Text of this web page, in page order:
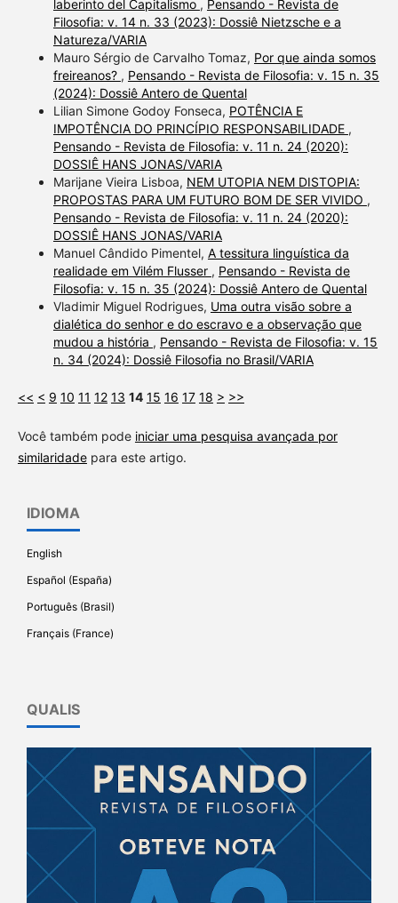
laberinto del Capitalismo , Pensando - Revista de
Filosofia: v. 14 n. 33 (2023): Dossiê Nietzsche e a
Natureza/VARIA
Mauro Sérgio de Carvalho Tomaz, Por que ainda somos
freireanos? , Pensando - Revista de Filosofia: v. 15 n. 35
(2024): Dossiê Antero de Quental
Lilian Simone Godoy Fonseca, POTÊNCIA E
IMPOTÊNCIA DO PRINCÍPIO RESPONSABILIDADE ,
Pensando - Revista de Filosofia: v. 11 n. 24 (2020):
DOSSIÊ HANS JONAS/VARIA
Marijane Vieira Lisboa, NEM UTOPIA NEM DISTOPIA:
PROPOSTAS PARA UM FUTURO BOM DE SER VIVIDO ,
Pensando - Revista de Filosofia: v. 11 n. 24 (2020):
DOSSIÊ HANS JONAS/VARIA
Manuel Cândido Pimentel, A tessitura linguística da
realidade em Vilém Flusser , Pensando - Revista de
Filosofia: v. 15 n. 35 (2024): Dossiê Antero de Quental
Vladimir Miguel Rodrigues, Uma outra visão sobre a
dialética do senhor e do escravo e a observação que
mudou a história , Pensando - Revista de Filosofia: v. 15
n. 34 (2024): Dossiê Filosofia no Brasil/VARIA
<< < 9 10 11 12 13 14 15 16 17 18 > >>
Você também pode iniciar uma pesquisa avançada por
similaridadepara este artigo.
IDIOMA
English
Español (España)
Português (Brasil)
Français (France)
QUALIS